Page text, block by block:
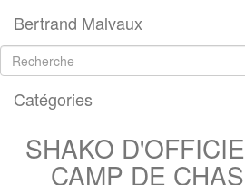
Bertrand Malvaux
Catégories
SHAKO
CAMP DE